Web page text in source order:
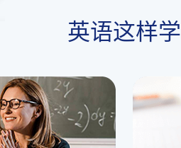
英语这样学